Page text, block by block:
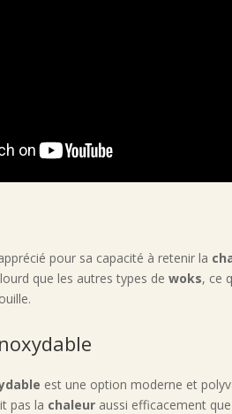
pour sa capacité à retenir la
que les autres types dewoks, ce
est une option moderne et
pas la chaleur aussi efficacement que